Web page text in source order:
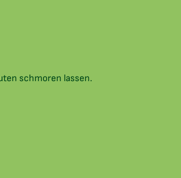
schmoren lassen.